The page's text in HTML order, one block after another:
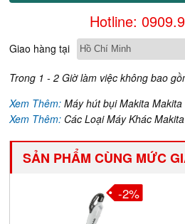
Hotline:
Giao hàng tại
Trong 1 - 2 Giờ làm việc không bao
Xem Thêm:Máy hút bụi Makita Makita
Xem Thêm: Các Loại Máy Khác Makita
SẢN PHẨM CÙNG MỨC
-2%